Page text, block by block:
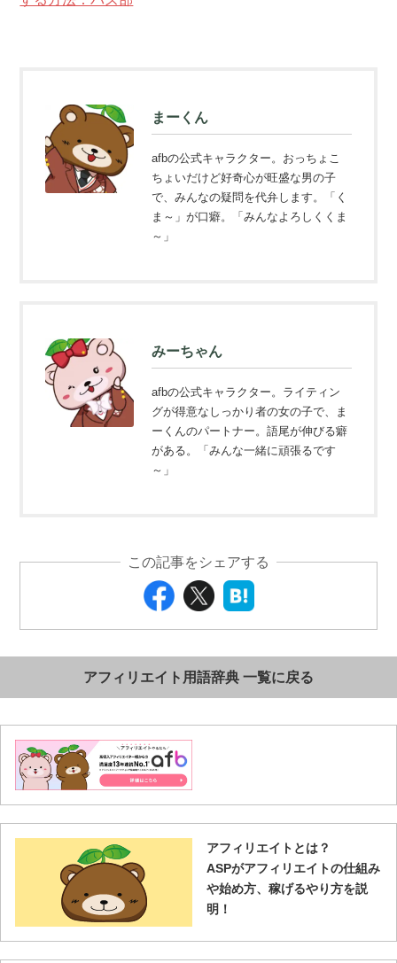
まーくん
afbの公式キャラクター。おっちょこ
ちょいだけど好奇心が旺盛な男の子
で、みんなの疑問を代弁します。「く
ま～」が口癖。「みんなよろしくくま
～」
みーちゃん
afbの公式キャラクター。ライティン
グが得意なしっかり者の女の子で、ま
ーくんのパートナー。語尾が伸びる癖
がある。「みんな一緒に頑張るです
～」
この記事をシェアする
アフィリエイト用語辞典 一覧に戻る
アフィリエイトとは？
ASPがアフィリエイトの仕組み
や始め方、稼げるやり方を説
明！